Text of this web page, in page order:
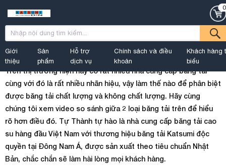
0
Giới
thiệu
Sản
phẩm
Hỗ trợ
dịch vụ
Chính sách và điều
khoản
Khách hàng
biểu
Trang chủ
HƯỚNG DẪN PHÂN BIỆT BĂNG TẢI CAO SU
CHẤT LƯỢNG VÀ KHÔNG CHẤT LƯỢNG
Trên thị trường hiện nay có rất nhiều nhà cung cấp băng tải
cùng với đó là rất nhiều nhãn hiệu, vậy làm thế nào để phân biệt
được băng tải chất lượng và không chất lượng. Hãy cùng
chúng tôi xem video so sánh giữa 2 loại băng tải trên để hiểu
rõ hơn điều đó. Tự Thành tự hào là nhà cung cấp băng tải cao
su hàng đầu Việt Nam với thương hiệu băng tải Katsumi độc
quyền tại Đông Nam Á, được sản xuất theo tiêu chuẩn Nhật
Bản, chắc chắn sẽ làm hài lòng mọi khách hàng.